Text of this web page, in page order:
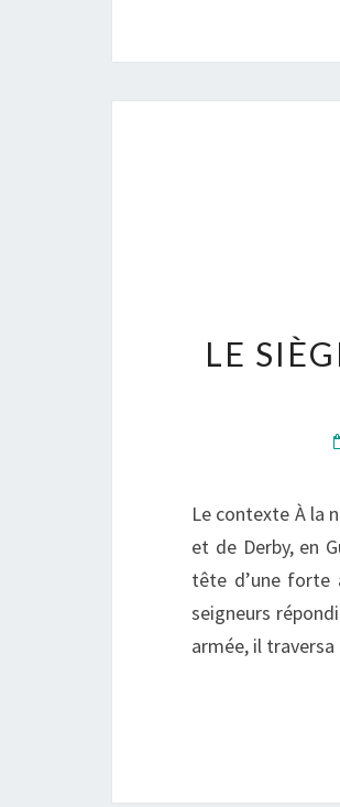
LE
Le contexte À la
et de Derby, en
tête d’une forte
seigneurs
armée, il